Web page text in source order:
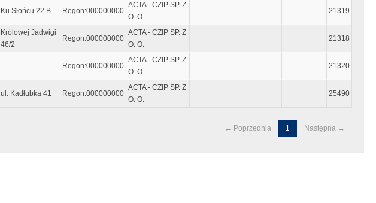
Ku Słońcu 22 B Regon:000000000
ACTA - CZIP SP. Z
O. O.
21319
Królowej Jadwigi
46/2
Regon:000000000
ACTA - CZIP SP. Z
O. O.
21318
Regon:000000000
ACTA - CZIP SP. Z
O. O.
21320
ul. Kadłubka 41 Regon:000000000
ACTA - CZIP SP. Z
O. O.
25490
← Poprzednia 1 Następna →